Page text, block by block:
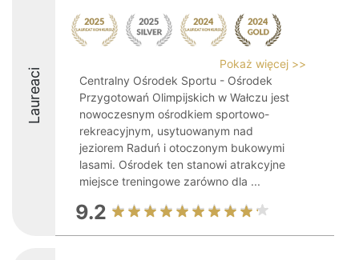
Laureaci
Pokaż więcej >>
Centralny Ośrodek Sportu - Ośrodek
Przygotowań Olimpijskich w Wałczu jest
nowoczesnym ośrodkiem sportowo-
rekreacyjnym, usytuowanym nad
jeziorem Raduń i otoczonym bukowymi
lasami. Ośrodek ten stanowi atrakcyjne
miejsce treningowe zarówno dla ...
9.2